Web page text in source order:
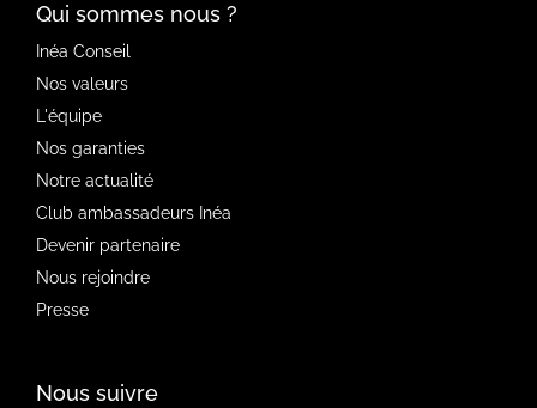
Qui sommes nous ?
Inéa Conseil
Nos valeurs
L'équipe
Nos garanties
Notre actualité
Club ambassadeurs Inéa
Devenir partenaire
Nous rejoindre
Presse
Nous suivre